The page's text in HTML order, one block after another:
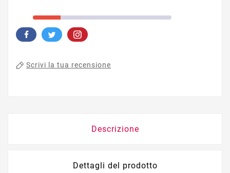
Scrivi la tua recensione
Descrizione
Dettagli del prodotto